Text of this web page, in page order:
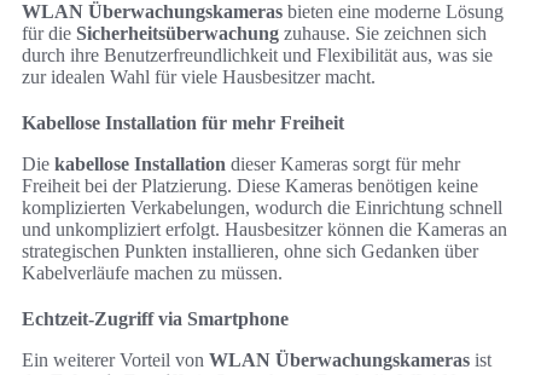
WLAN Überwachungskameras bieten eine moderne Lösung
für die Sicherheitsüberwachung zuhause. Sie zeichnen sich
durch ihre Benutzerfreundlichkeit und Flexibilität aus, was sie
zur idealen Wahl für viele Hausbesitzer macht.
Kabellose Installation für mehr Freiheit
Die kabellose Installation dieser Kameras sorgt für mehr
Freiheit bei der Platzierung. Diese Kameras benötigen keine
komplizierten Verkabelungen, wodurch die Einrichtung schnell
und unkompliziert erfolgt. Hausbesitzer können die Kameras an
strategischen Punkten installieren, ohne sich Gedanken über
Kabelverläufe machen zu müssen.
Echtzeit-Zugriff via Smartphone
Ein weiterer Vorteil von WLAN Überwachungskameras ist